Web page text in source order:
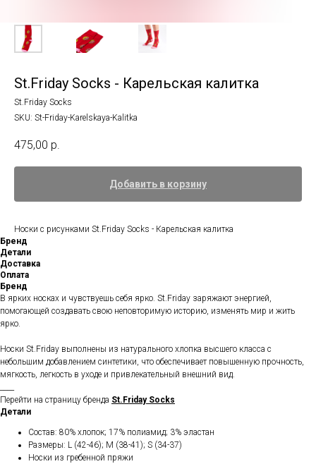
St.Friday Socks - Карельская калитка
St.Friday Socks
SKU: St-Friday-Karelskaya-Kalitka
475,00 р.
Добавить в корзину
Носки с рисунками St.Friday Socks - Карельская калитка
Бренд
Детали
Доставка
Оплата
Бренд
В ярких носках и чувствуешь себя ярко. St.Friday заряжают энергией,
помогающей создавать свою неповторимую историю, изменять мир и жить
ярко.
Носки St.Friday выполнены из натурального хлопка высшего класса с
небольшим добавлением синтетики, что обеспечивает повышенную прочность,
мягкость, легкость в уходе и привлекательный внешний вид.
Перейти на страницу бренда St.Friday Socks
Детали
Состав: 80% хлопок; 17% полиамид; 3% эластан
Размеры: L (42-46); M (38-41); S (34-37)
Носки из гребенной пряжи